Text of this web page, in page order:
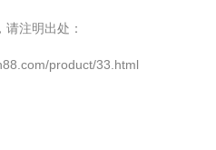
请注明出处：
product/33.html